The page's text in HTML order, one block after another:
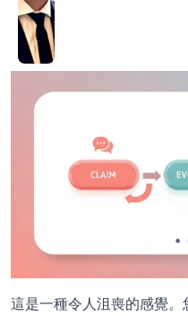
這是一種令人沮喪的感覺